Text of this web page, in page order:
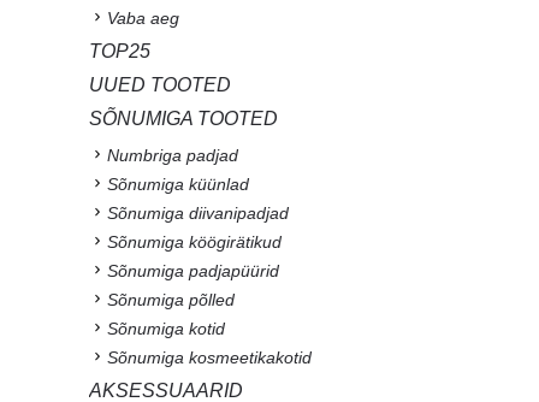
Vaba aeg
TOP25
UUED TOOTED
SÕNUMIGA TOOTED
Numbriga padjad
Sõnumiga küünlad
Sõnumiga diivanipadjad
Sõnumiga köögirätikud
Sõnumiga padjapüürid
Sõnumiga põlled
Sõnumiga kotid
Sõnumiga kosmeetikakotid
AKSESSUAARID